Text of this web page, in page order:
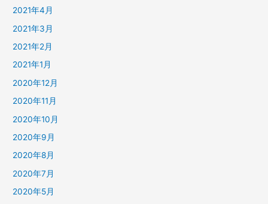
2021年4月
2021年3月
2021年2月
2021年1月
2020年12月
2020年11月
2020年10月
2020年9月
2020年8月
2020年7月
2020年5月